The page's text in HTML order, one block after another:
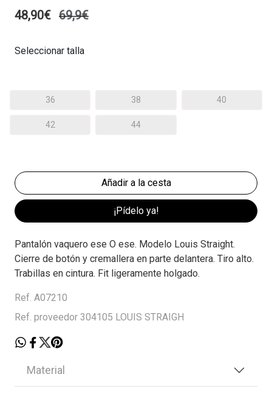
48,90€ 69,9€
Seleccionar talla
36 38 40
42 44
¡Pídelo ya!
Pantalón vaquero ese O ese. Modelo Louis Straight.
Cierre de botón y cremallera en parte delantera. Tiro alto.
Trabillas en cintura. Fit ligeramente holgado.
Ref. A07210
Ref. proveedor 304105 LOUIS STRAIGH
Material